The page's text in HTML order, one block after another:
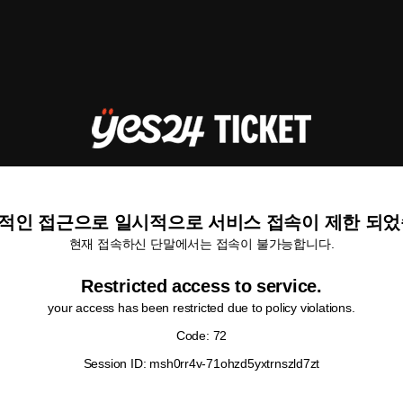
인 접근으로 일시적으로 서비스 접속이 제한 되
현재 접속하신 단말에서는 접속이 불가능합니다.
Restricted access to service.
your access has been restricted due to policy violations.
Code: 72
Session ID: msh0rr4v-71ohzd5yxtrnszld7zt